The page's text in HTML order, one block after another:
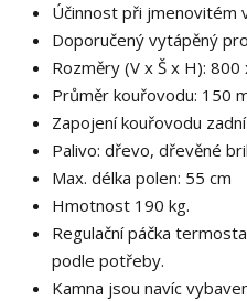
Účinnost při jmenovitém
Doporučený vytápěný
Rozměry (V x Š x H):
Průměr kouřovodu: 150
Zapojení kouřovodu zadní
Palivo: dřevo, dřevěné
Max. délka polen: 55 cm
Hmotnost 190 kg.
Regulační páčka
podle potřeby.
Kamna jsou navíc